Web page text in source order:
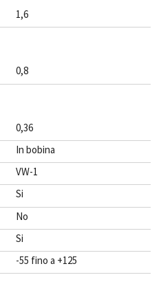
1,6
0,8
0,36
In bobina
VW-1
Si
No
Si
-55 fino a +125